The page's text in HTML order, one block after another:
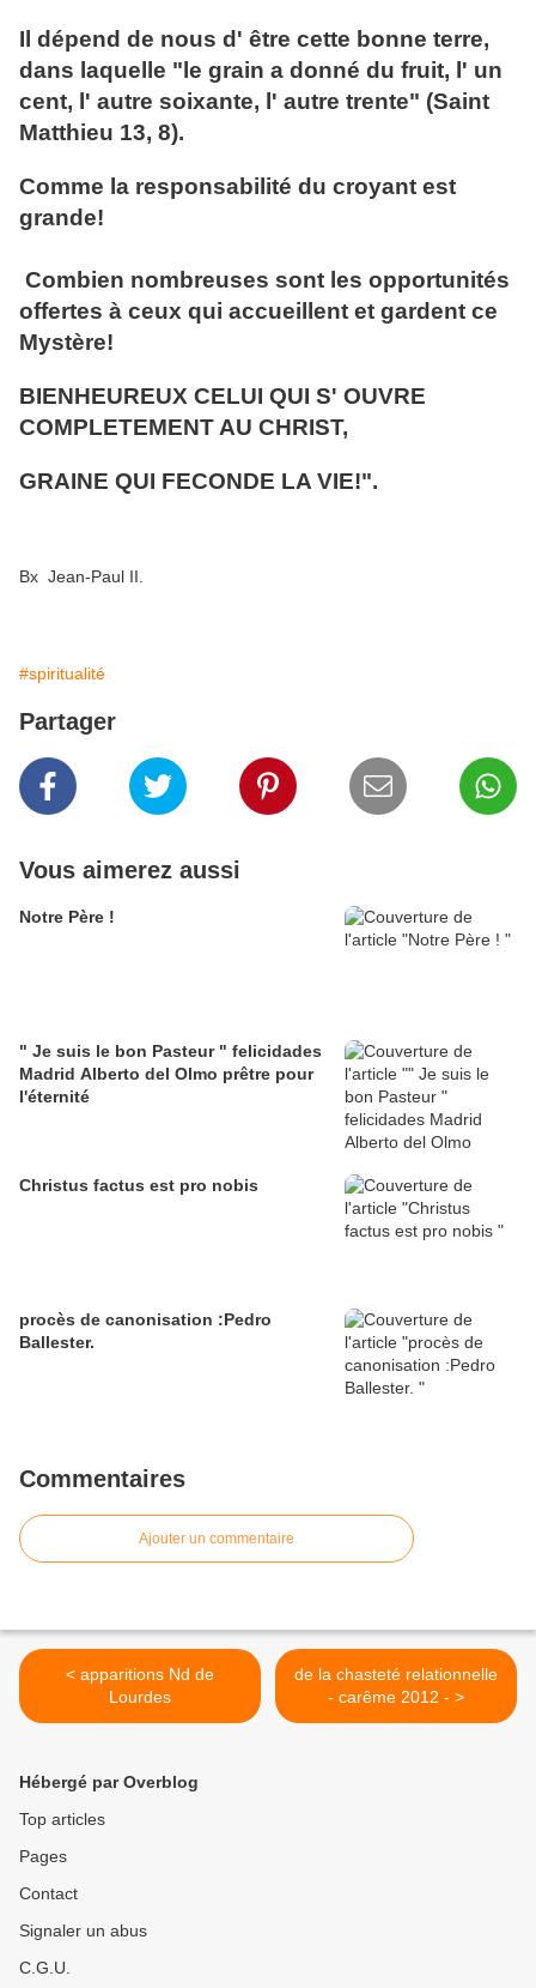
Il dépend de nous d' être cette bonne terre,
dans laquelle "le grain a donné du fruit, l' un
cent, l' autre soixante, l' autre trente" (Saint
Matthieu 13, 8).
Comme la responsabilité du croyant est
grande!
Combien nombreuses sont les opportunités
offertes à ceux qui accueillent et gardent ce
Mystère!
BIENHEUREUX CELUI QUI S' OUVRE
COMPLETEMENT AU CHRIST,
GRAINE QUI FECONDE LA VIE!".
Bx Jean-Paul II.
#spiritualité
Partager
Vous aimerez aussi
Notre Père !
" Je suis le bon Pasteur " felicidades
Madrid Alberto del Olmo prêtre pour
l'éternité
Christus factus est pro nobis
procès de canonisation :Pedro
Ballester.
Commentaires
Ajouter un commentaire
< apparitions Nd de
Lourdes
de la chasteté relationnelle
- carême 2012 - >
Hébergé par Overblog
Top articles
Pages
Contact
Signaler un abus
C.G.U.